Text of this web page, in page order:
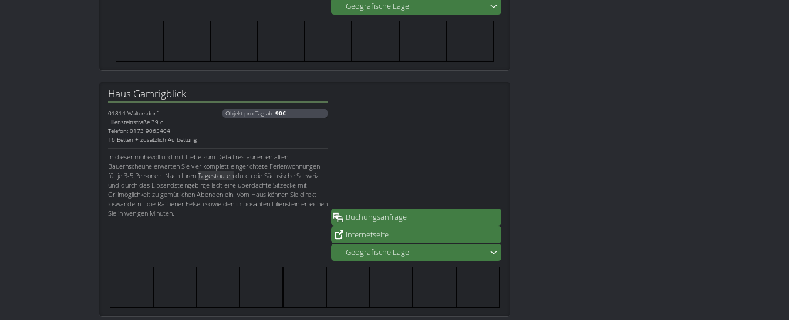
Geografische Lage
Buchungsanfrage
Internetseite
Geografische Lage
Haus Gamrigblick
01814 Waltersdorf
Liliensteinstraße 39 c
Telefon: 0173 9065404
16 Betten + zusätzlich Aufbettung
Objekt pro Tag ab: 90€
In dieser mühevoll und mit Liebe zum Detail restaurierten alten
Bauernscheune erwarten Sie vier komplett eingerichtete Ferienwohnungen
für je 3-5 Personen. Nach Ihren Tagestouren durch die Sächsische Schweiz
und durch das Elbsandsteingebirge lädt eine überdachte Sitzecke mit
Grillmöglichkeit zu gemütlichen Abenden ein. Vom Haus können Sie direkt
loswandern - die Rathener Felsen sowie den imposanten Lilienstein erreichen
Sie in wenigen Minuten.